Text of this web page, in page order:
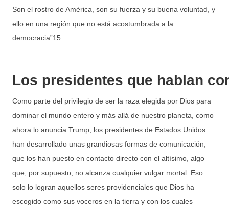
Son el rostro de América, son su fuerza y su buena voluntad, y
ello en una región que no está acostumbrada a la
democracia”15.
Los presidentes que hablan
Como parte del privilegio de ser la raza elegida por Dios para
dominar el mundo entero y más allá de nuestro planeta, como
ahora lo anuncia Trump, los presidentes de Estados Unidos
han desarrollado unas grandiosas formas de comunicación,
que los han puesto en contacto directo con el altísimo, algo
que, por supuesto, no alcanza cualquier vulgar mortal. Eso
solo lo logran aquellos seres providenciales que Dios ha
escogido como sus voceros en la tierra y con los cuales